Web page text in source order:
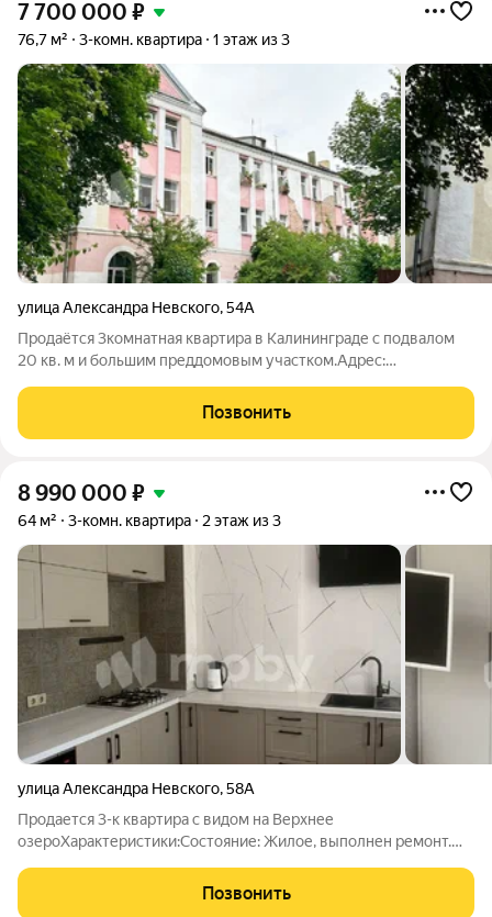
7 700 000 ₽
76,7 м² 3-комн. квартира 1 этаж из 3
улица Александра Невского,54А
Продаётся 3комнатная квартира в Калининграде с подвалом
20 кв. м и большим преддомовым участком.Адрес:
Невского, 54А (Ленинградский район).Основные
характеристики квартиры:количество комнат:
Позвонить
8 990 000 ₽
64 м² 3-комн. квартира 2 этаж из 3
улица Александра Невского,58А
Продается 3-к квартира с видом на Верхнее
озероХарактеристики:Состояние: Жилое, выполнен ремонт.
(ясень).Планировка: 1 спальня изолирована, 2-я
Позвонить